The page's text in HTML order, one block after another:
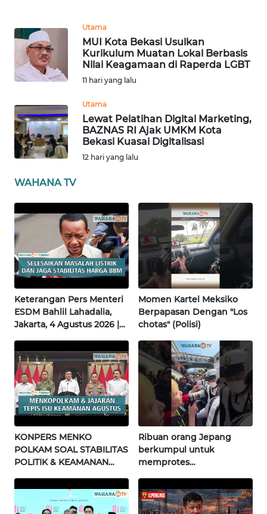
Utama
MUI Kota Bekasi Usulkan
Kurikulum Muatan Lokal Berbasis
Nilai Keagamaan di Raperda LGBT
11 hari yang lalu
Utama
Lewat Pelatihan Digital Marketing,
BAZNAS RI Ajak UMKM Kota
Bekasi Kuasai Digitalisasi
12 hari yang lalu
WAHANA TV
Keterangan Pers Menteri
ESDM Bahlil Lahadalia,
Jakarta, 4 Agustus 2026 |
Momen Kartel Meksiko
Berpapasan Dengan "Los
chotas" (Polisi)
KONPERS MENKO
POLKAM SOAL STABILITAS
POLITIK & KEAMANAN
Terkini
Ribuan orang Jepang
berkumpul untuk
memprotes
pertama di Fujisawa
WN
SUMBAR
SUMSEL
WN
BENGKULU
WN
LAMPUNG
WN
NUSANTARA
WN
WN
JATIM
WN
WN
KALBAR
KALTENG